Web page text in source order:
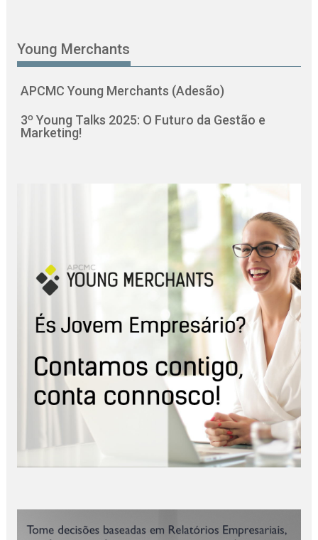
Young Merchants
APCMC Young Merchants (Adesão)
3º Young Talks 2025: O Futuro da Gestão e
Marketing!